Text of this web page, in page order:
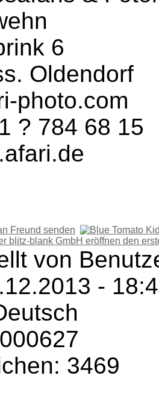
6
Oldendorf
photo.com
? 784 68 15
von
-
3469